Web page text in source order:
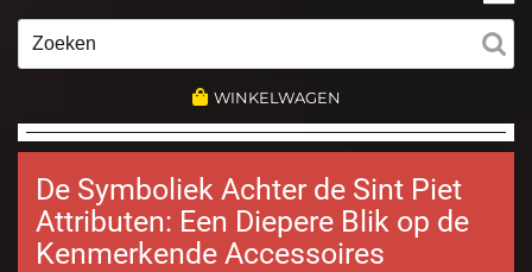
WINKELWAGEN
De Symboliek Achter de Sint Piet
Attributen: Een Diepere Blik op de
Kenmerkende Accessoires